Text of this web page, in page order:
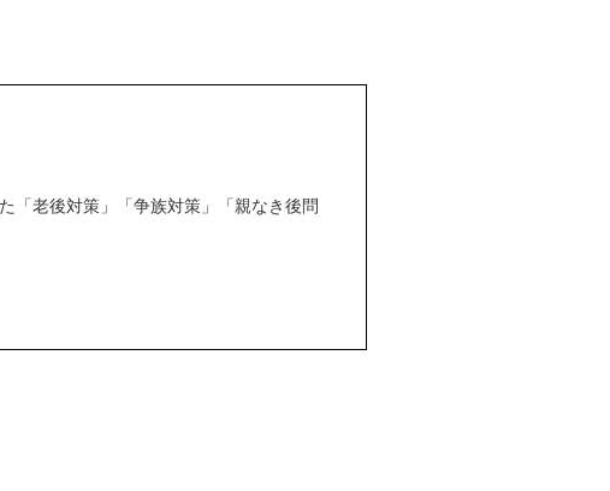
「老後対策」「争族対策」「親なき後問